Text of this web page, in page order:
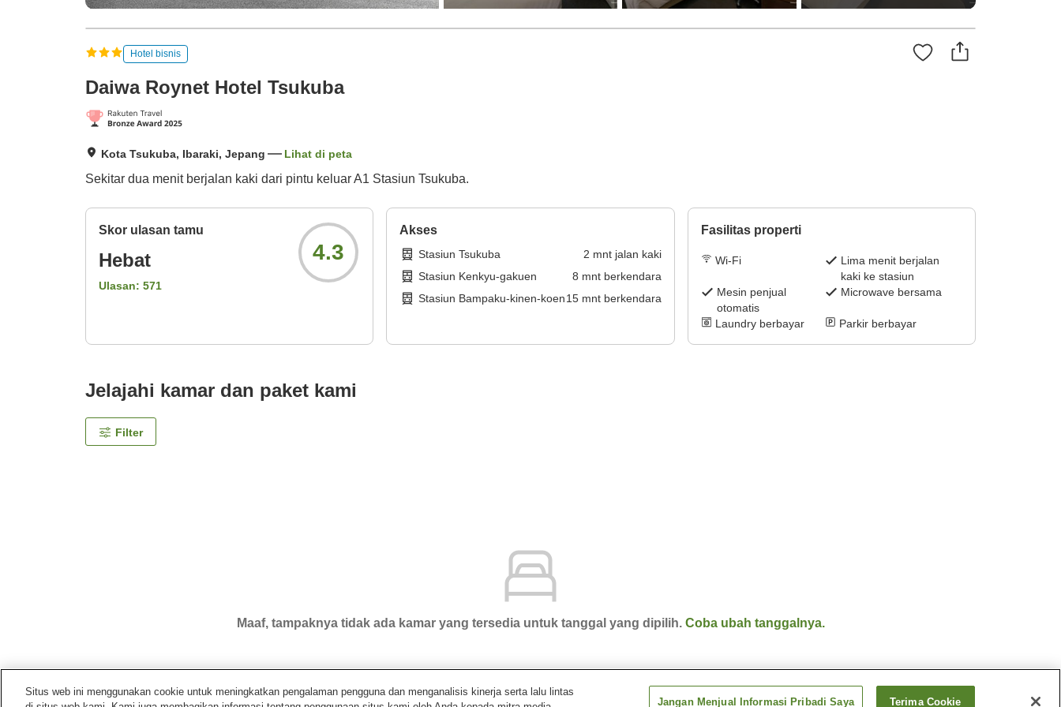
Hotel bisnis
Daiwa Roynet Hotel Tsukuba
Kota Tsukuba, Ibaraki, Jepang Lihat di peta
Sekitar dua menit berjalan kaki dari pintu keluar A1 Stasiun Tsukuba.
Skor ulasan tamu
Hebat
Ulasan: 571
4.3
Akses
Stasiun Tsukuba 2 mnt jalan kaki
Stasiun Kenkyu-gakuen
8 mnt berkendara
Stasiun Bampaku-kinen-koen15mnt berkendara
Fasilitas properti
Wi-Fi
Lima menit berjalan
kaki ke stasiun
Mesin penjual
otomatis
Microwave bersama
Laundry berbayar Parkir berbayar
Jelajahi kamar dan paket kami
Filter
Maaf, tampaknya tidak ada kamar yang tersedia untuk tanggal yang dipilih. Coba ubah tanggalnya.
Situs web ini menggunakan cookie untuk meningkatkan pengalaman pengguna dan menganalisis kinerja serta lalu lintas
Jangan Menjual Informasi Pribadi Saya Terima Cookie